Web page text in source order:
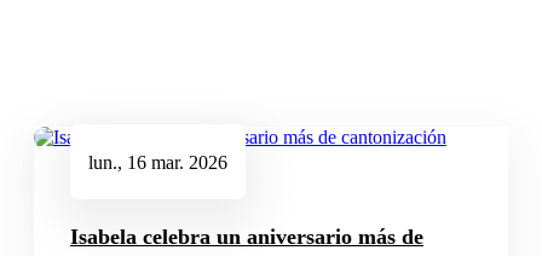
lun., 16 mar. 2026
Isabela celebra un aniversario más de